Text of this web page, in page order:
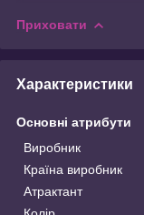
Приховати
Характеристики
Основні атрибути
Виробник
Країна виробник
Атрактант